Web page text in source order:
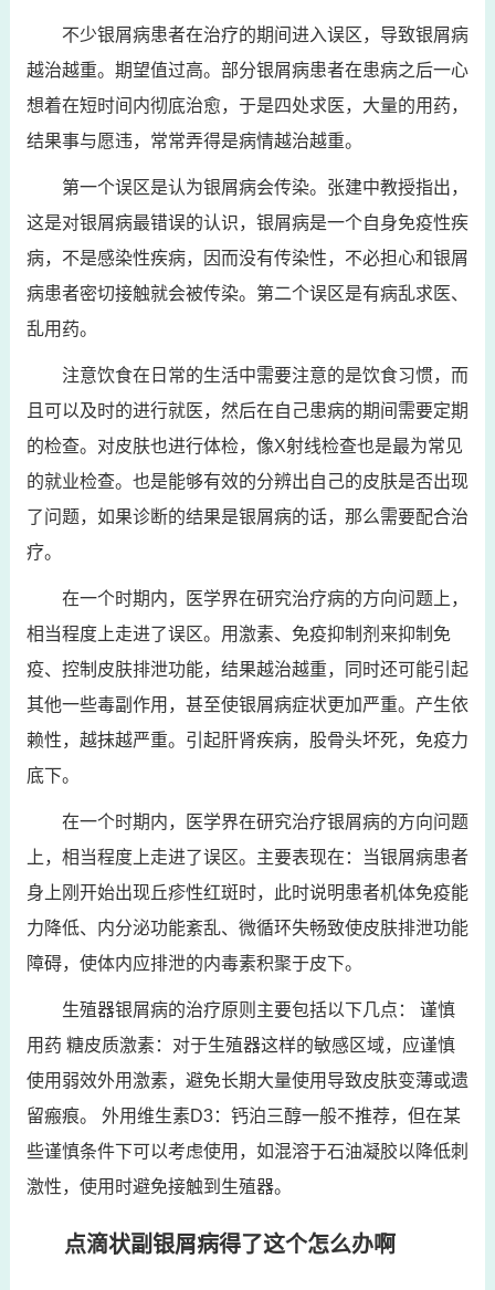
不少银屑病患者在治疗的期间进入误区，导致银屑病
越治越重。期望值过高。部分银屑病患者在患病之后一心
想着在短时间内彻底治愈，于是四处求医，大量的用药，
结果事与愿违，常常弄得是病情越治越重。
第一个误区是认为银屑病会传染。张建中教授指出，
这是对银屑病最错误的认识，银屑病是一个自身免疫性疾
病，不是感染性疾病，因而没有传染性，不必担心和银屑
病患者密切接触就会被传染。第二个误区是有病乱求医、
乱用药。
注意饮食在日常的生活中需要注意的是饮食习惯，而
且可以及时的进行就医，然后在自己患病的期间需要定期
的检查。对皮肤也进行体检，像X射线检查也是最为常见
的就业检查。也是能够有效的分辨出自己的皮肤是否出现
了问题，如果诊断的结果是银屑病的话，那么需要配合治
疗。
在一个时期内，医学界在研究治疗病的方向问题上，
相当程度上走进了误区。用激素、免疫抑制剂来抑制免
疫、控制皮肤排泄功能，结果越治越重，同时还可能引起
其他一些毒副作用，甚至使银屑病症状更加严重。产生依
赖性，越抹越严重。引起肝肾疾病，股骨头坏死，免疫力
底下。
在一个时期内，医学界在研究治疗银屑病的方向问题
上，相当程度上走进了误区。主要表现在：当银屑病患者
身上刚开始出现丘疹性红斑时，此时说明患者机体免疫能
力降低、内分泌功能紊乱、微循环失畅致使皮肤排泄功能
障碍，使体内应排泄的内毒素积聚于皮下。
生殖器银屑病的治疗原则主要包括以下几点： 谨慎
用药 糖皮质激素：对于生殖器这样的敏感区域，应谨慎
使用弱效外用激素，避免长期大量使用导致皮肤变薄或遗
留瘢痕。 外用维生素D3：钙泊三醇一般不推荐，但在某
些谨慎条件下可以考虑使用，如混溶于石油凝胶以降低刺
激性，使用时避免接触到生殖器。
点滴状副银屑病得了这个怎么办啊